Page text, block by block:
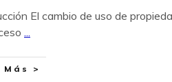
El cambio de uso de
...
Más >